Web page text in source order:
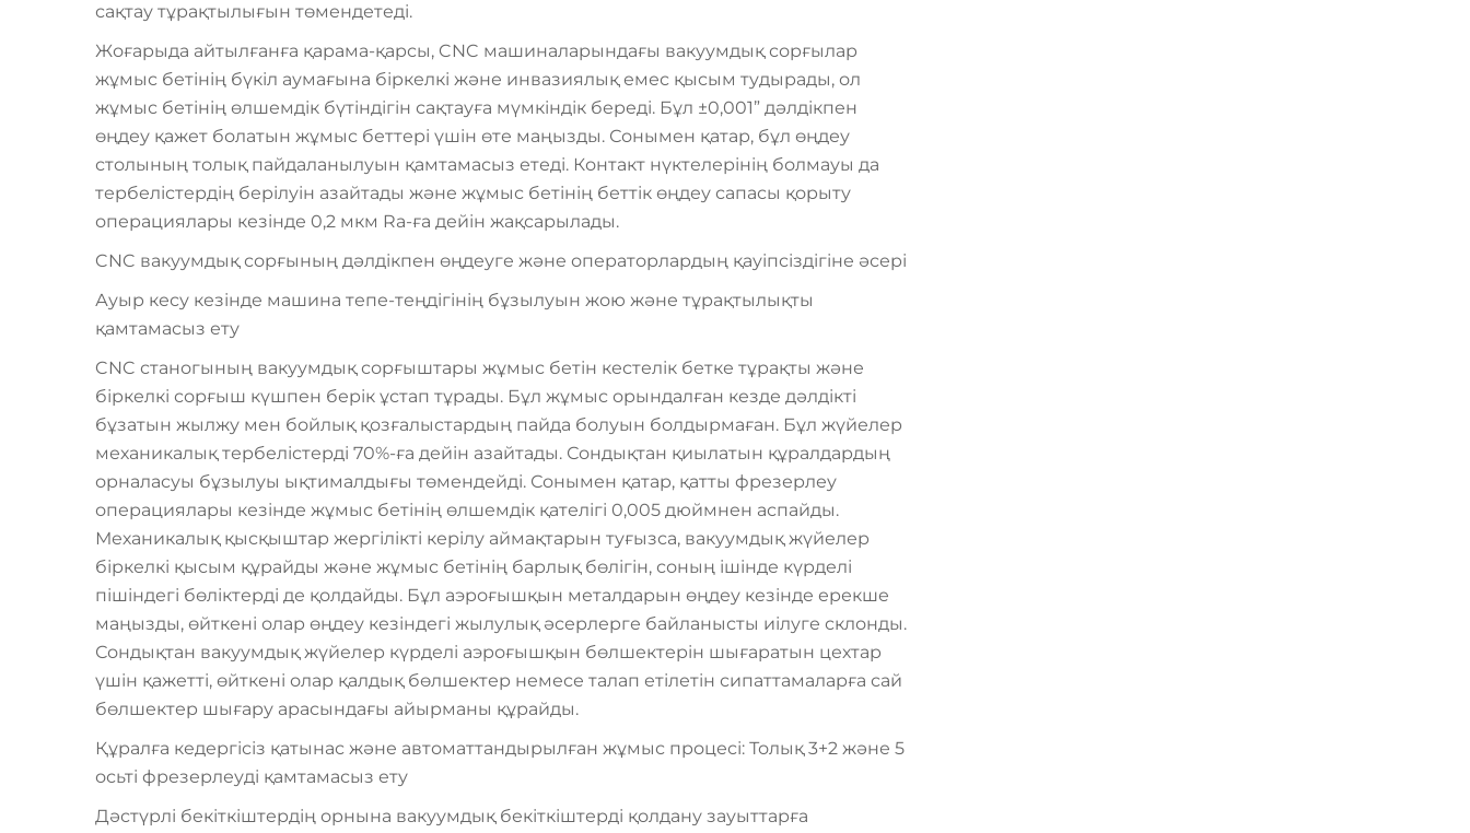
сақтау тұрақтылығын төмендетеді.
Жоғарыда айтылғанға қарама-қарсы, CNC машиналарындағы вакуумдық сорғылар
жұмыс бетінің бүкіл аумағына біркелкі және инвазиялық емес қысым тудырады, ол
жұмыс бетінің өлшемдік бүтіндігін сақтауға мүмкіндік береді. Бұл ±0,001” дәлдікпен
өңдеу қажет болатын жұмыс беттері үшін өте маңызды. Сонымен қатар, бұл өңдеу
столының толық пайдаланылуын қамтамасыз етеді. Контакт нүктелерінің болмауы да
тербелістердің берілуін азайтады және жұмыс бетінің беттік өңдеу сапасы қорыту
операциялары кезінде 0,2 мкм Ra-ға дейін жақсарылады.
CNC вакуумдық сорғының дәлдікпен өңдеуге және операторлардың қауіпсіздігіне әсері
Ауыр кесу кезінде машина тепе-теңдігінің бұзылуын жою және тұрақтылықты
қамтамасыз ету
CNC станогының вакуумдық сорғыштары жұмыс бетін кестелік бетке тұрақты және
біркелкі сорғыш күшпен берік ұстап тұрады. Бұл жұмыс орындалған кезде дәлдікті
бұзатын жылжу мен бойлық қозғалыстардың пайда болуын болдырмаған. Бұл жүйелер
механикалық тербелістерді 70%-ға дейін азайтады. Сондықтан қиылатын құралдардың
орналасуы бұзылуы ықтималдығы төмендейді. Сонымен қатар, қатты фрезерлеу
операциялары кезінде жұмыс бетінің өлшемдік қателігі 0,005 дюймнен аспайды.
Механикалық қысқыштар жергілікті керілу аймақтарын туғызса, вакуумдық жүйелер
біркелкі қысым құрайды және жұмыс бетінің барлық бөлігін, соның ішінде күрделі
пішіндегі бөліктерді де қолдайды. Бұл аэроғышқын металдарын өңдеу кезінде ерекше
маңызды, өйткені олар өңдеу кезіндегі жылулық әсерлерге байланысты иілуге склонды.
Сондықтан вакуумдық жүйелер күрделі аэроғышқын бөлшектерін шығаратын цехтар
үшін қажетті, өйткені олар қалдық бөлшектер немесе талап етілетін сипаттамаларға сай
бөлшектер шығару арасындағы айырманы құрайды.
Құралға кедергісіз қатынас және автоматтандырылған жұмыс процесі: Толық 3+2 және 5
осьті фрезерлеуді қамтамасыз ету
Дәстүрлі бекіткіштердің орнына вакуумдық бекіткіштерді қолдану зауыттарға